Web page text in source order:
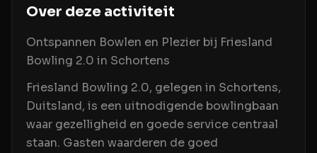
Over deze activiteit
Ontspannen Bowlen en Plezier bij Friesland
Bowling 2.0 in Schortens
Friesland Bowling 2.0, gelegen in Schortens,
Duitsland, is een uitnodigende bowlingbaan
waar gezelligheid en goede service centraal
staan. Gasten waarderen de goed